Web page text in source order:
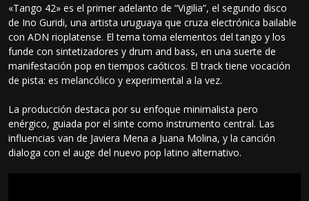
«Tango 42» es el primer adelanto de “Vigilia”, el segundo disco
de Ino Guridi, una artista uruguaya que cruza electrónica bailable
con ADN rioplatense. El tema toma elementos del tango y los
funde con sintetizadores y drum and bass, en una suerte de
manifestación pop en tiempos caóticos. El track tiene vocación
de pista: es melancólico y experimental a la vez.
La producción destaca por su enfoque minimalista pero
enérgico, guiada por el sinte como instrumento central. Las
influencias van de Javiera Mena a Juana Molina, y la canción
dialoga con el auge del nuevo pop latino alternativo.